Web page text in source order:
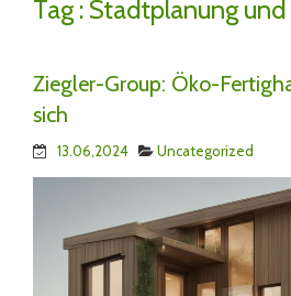
Tag : Stadtplanung
Ziegler-Group: Öko-
sich
13.06,2024 Uncategorized